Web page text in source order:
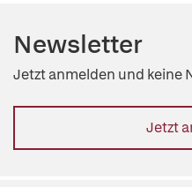
Newsletter
Jetzt anmelden und keine
Jetzt